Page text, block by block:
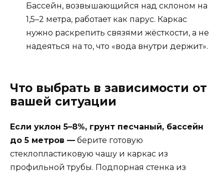
Бассейн, возвышающийся над склоном на
1,5–2 метра, работает как парус. Каркас
нужно раскрепить связями жёсткости, а не
надеяться на то, что «вода внутри держит».
Что выбрать в зависимости от
вашей ситуации
Если уклон 5–8%, грунт песчаный, бассейн
до 5 метров — берите готовую
стеклопластиковую чашу и каркас из
профильной трубы. Подпорная стенка из